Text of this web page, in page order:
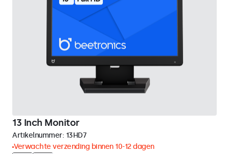
13 Inch Monitor
Artikelnummer: 13HD7
Verwachte verzending binnen 10-12 dagen